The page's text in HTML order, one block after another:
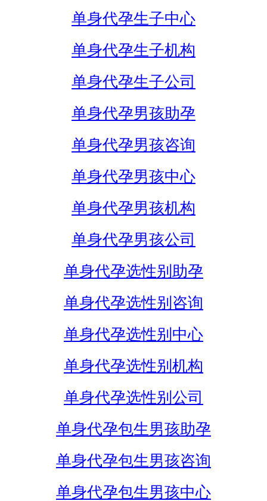
单身代孕生子中心
单身代孕生子机构
单身代孕生子公司
单身代孕男孩助孕
单身代孕男孩咨询
单身代孕男孩中心
单身代孕男孩机构
单身代孕男孩公司
单身代孕选性别助孕
单身代孕选性别咨询
单身代孕选性别中心
单身代孕选性别机构
单身代孕选性别公司
单身代孕包生男孩助孕
单身代孕包生男孩咨询
单身代孕包生男孩中心